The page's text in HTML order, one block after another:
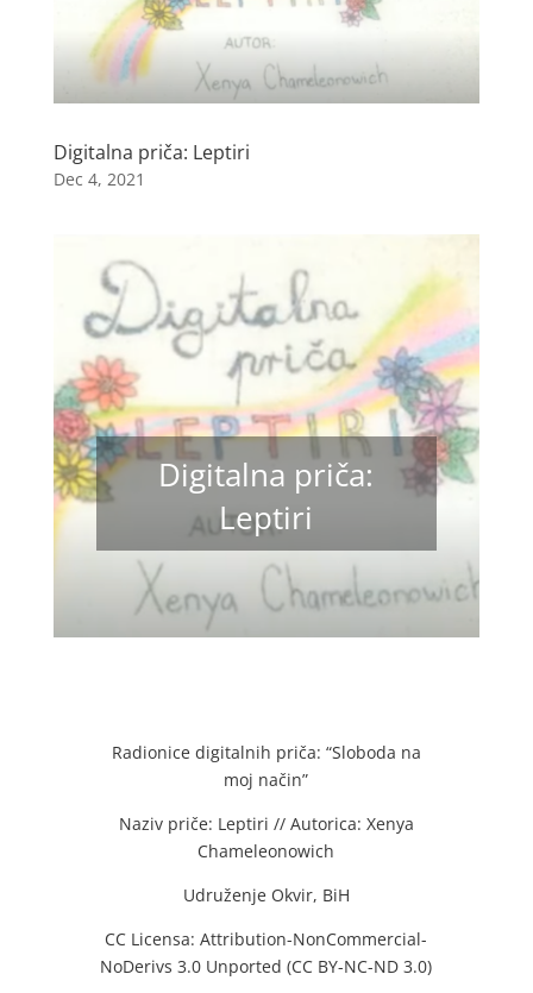
Digitalna priča: Leptiri
Dec 4, 2021
Digitalna priča:
Leptiri
Radionice digitalnih priča: “Sloboda na
moj način”
Naziv priče: Leptiri // Autorica: Xenya
Chameleonowich
Udruženje Okvir, BiH
CC Licensa: Attribution-NonCommercial-
NoDerivs 3.0 Unported (CC BY-NC-ND 3.0)